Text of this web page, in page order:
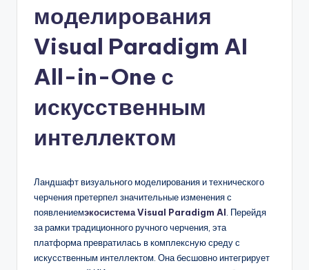
w
моделирования
Visual Paradigm AI
All-in-One с
искусственным
интеллектом
Ландшафт визуального моделирования и технического
черчения претерпел значительные изменения с
появлениемэкосистема Visual Paradigm AI . Перейдя
за рамки традиционного ручного черчения, эта
платформа превратилась в комплексную среду с
искусственным интеллектом. Она бесшовно интегрирует